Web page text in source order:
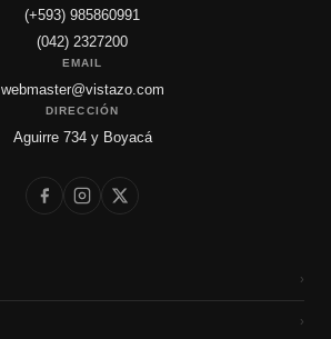
(+593) 985860991
(042) 2327200
EMAIL
webmaster@vistazo.com
DIRECCIÓN
Aguirre 734 y Boyacá
›
›